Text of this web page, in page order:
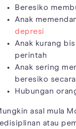
Beresiko
Anak
depresi
Anak kurang
perintah
Anak sering
beresiko
Hubungan
asal mula
atau